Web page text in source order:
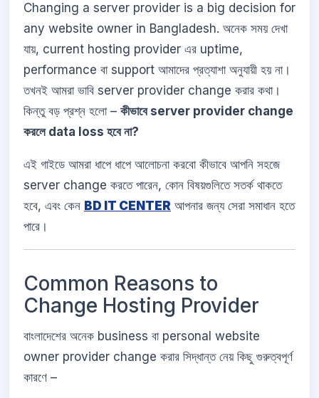
Changing a server provider is a big decision for
any website owner in Bangladesh. অনেক সময় দেখা
যায়, current hosting provider এর uptime,
performance বা support আমাদের প্রত্যাশা অনুযায়ী হয় না।
তখনই আমরা ভাবি server provider change করার কথা।
কিন্তু বড় প্রশ্ন হলো – কীভাবে server provider change
করলে data loss হবে না?
এই গাইডে আমরা ধাপে ধাপে আলোচনা করবো কীভাবে আপনি সহজে
server change করতে পারেন, কোন বিষয়গুলিতে সতর্ক থাকতে
হবে, এবং কেন BD IT CENTER আপনার জন্য সেরা সমাধান হতে
পারে।
Common Reasons to
Change Hosting Provider
বাংলাদেশের অনেক business বা personal website
owner provider change করার সিদ্ধান্ত নেয় কিছু গুরুত্বপূর্ণ
কারণে –